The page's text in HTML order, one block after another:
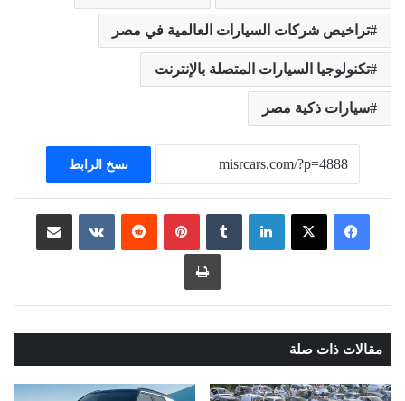
تراخيص شركات السيارات العالمية في مصر
تكنولوجيا السيارات المتصلة بالإنترنت
سيارات ذكية مصر
نسخ الرابط
لينكدإن ‏Tumblr بينتيريست
‏Reddit
‏VKontakte مشاركة عبر البريد
طباعة
مقالات ذات صلة